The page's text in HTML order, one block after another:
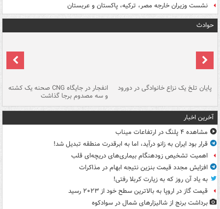
نشست وزیران خارجه مصر، ترکیه، پاکستان و عربستان
حوادث
پایان تلخ یک نزاع خانوادگی در دورود انفجار در جایگاه CNG صحنه یک کشته
و سه مصدوم برجا گذاشت
آخرین اخبار
مشاهده ۴ پلنگ در ارتفاعات میناب
قرار بود ایران به زانو درآید، اما به ابرقدرت منطقه تبدیل شد!
اهمیت تشخیص زودهنگام بیماری‌های دریچه‌ای قلب
افزایش مجدد قیمت بنزین نتیجه ابهام در مذاکرات
به یاد آن روز که به زیارت کربلا رفتی!
قیمت گاز در اروپا به بالاترین سطح خود از ۲۰۲۳ رسید
برداشت برنج از شالیزارهای شمال در سوادکوه